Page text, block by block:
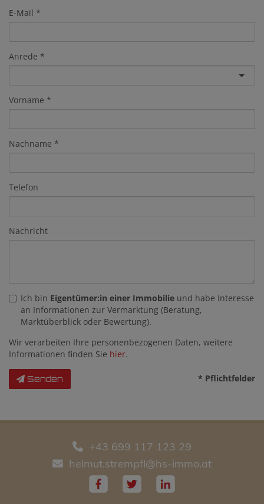
E-Mail
Anrede
Vorname
Nachname
Telefon
Nachricht
Ich bin Eigentümer:in einer Immobilie und habe Interesse
an Informationen zur Vermarktung (Beratung,
Marktüberblick oder Bewertung).
Wir verarbeiten Ihre personenbezogenen Daten, weitere
Informationen finden Sie hier.
Senden * Pflichtfelder
+43 699 117 123 29
helmut.strempfl@hs-immo.at